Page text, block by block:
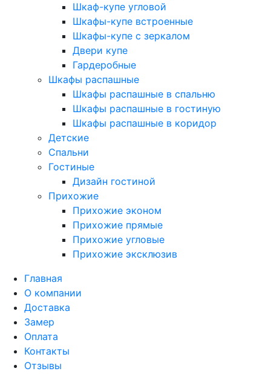
Шкаф-купе угловой
Шкафы-купе встроенные
Шкафы-купе с зеркалом
Двери купе
Гардеробные
Шкафы распашные
Шкафы распашные в спальню
Шкафы распашные в гостиную
Шкафы распашные в коридор
Детские
Спальни
Гостиные
Дизайн гостиной
Прихожие
Прихожие эконом
Прихожие прямые
Прихожие угловые
Прихожие эксклюзив
Главная
О компании
Доставка
Замер
Оплата
Контакты
Отзывы